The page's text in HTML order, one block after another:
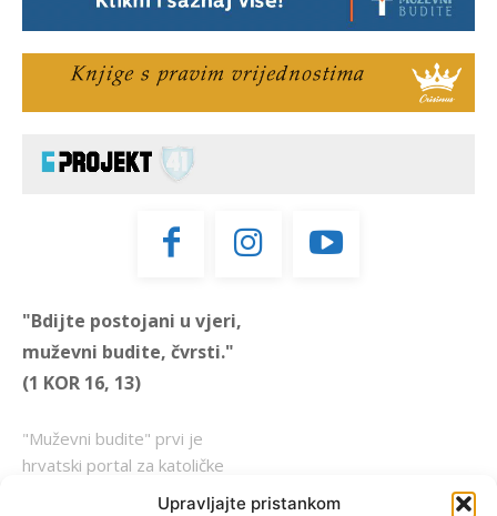
Upravljajte pristankom
"Bdijte postojani u vjeri,
muževni budite, čvrsti."
(1 KOR 16, 13)
"Muževni budite" prvi je
hrvatski portal za katoličke